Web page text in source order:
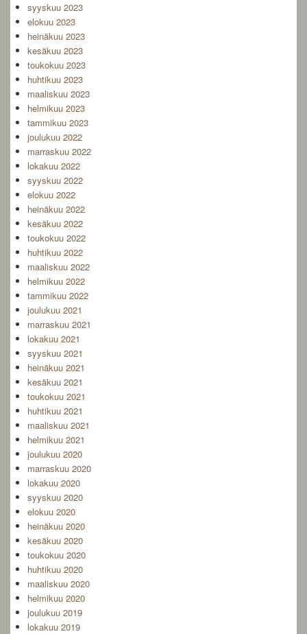
syyskuu 2023
elokuu 2023
heinäkuu 2023
kesäkuu 2023
toukokuu 2023
huhtikuu 2023
maaliskuu 2023
helmikuu 2023
tammikuu 2023
joulukuu 2022
marraskuu 2022
lokakuu 2022
syyskuu 2022
elokuu 2022
heinäkuu 2022
kesäkuu 2022
toukokuu 2022
huhtikuu 2022
maaliskuu 2022
helmikuu 2022
tammikuu 2022
joulukuu 2021
marraskuu 2021
lokakuu 2021
syyskuu 2021
heinäkuu 2021
kesäkuu 2021
toukokuu 2021
huhtikuu 2021
maaliskuu 2021
helmikuu 2021
joulukuu 2020
marraskuu 2020
lokakuu 2020
syyskuu 2020
elokuu 2020
heinäkuu 2020
kesäkuu 2020
toukokuu 2020
huhtikuu 2020
maaliskuu 2020
helmikuu 2020
joulukuu 2019
lokakuu 2019